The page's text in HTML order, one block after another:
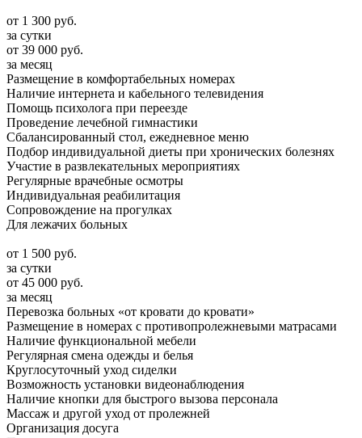
от 1 300 руб.
за сутки
от 39 000 руб.
за месяц
Размещение в комфортабельных номерах
Наличие интернета и кабельного телевидения
Помощь психолога при переезде
Проведение лечебной гимнастики
Сбалансированный стол, ежедневное меню
Подбор индивидуальной диеты при хронических болезнях
Участие в развлекательных мероприятиях
Регулярные врачебные осмотры
Индивидуальная реабилитация
Сопровождение на прогулках
Для лежачих больных
от 1 500 руб.
за сутки
от 45 000 руб.
за месяц
Перевозка больных «от кровати до кровати»
Размещение в номерах с противопролежневыми матрасами
Наличие функциональной мебели
Регулярная смена одежды и белья
Круглосуточный уход сиделки
Возможность установки видеонаблюдения
Наличие кнопки для быстрого вызова персонала
Массаж и другой уход от пролежней
Организация досуга